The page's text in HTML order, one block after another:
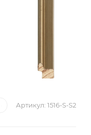
Артикул: 1516-S-S2